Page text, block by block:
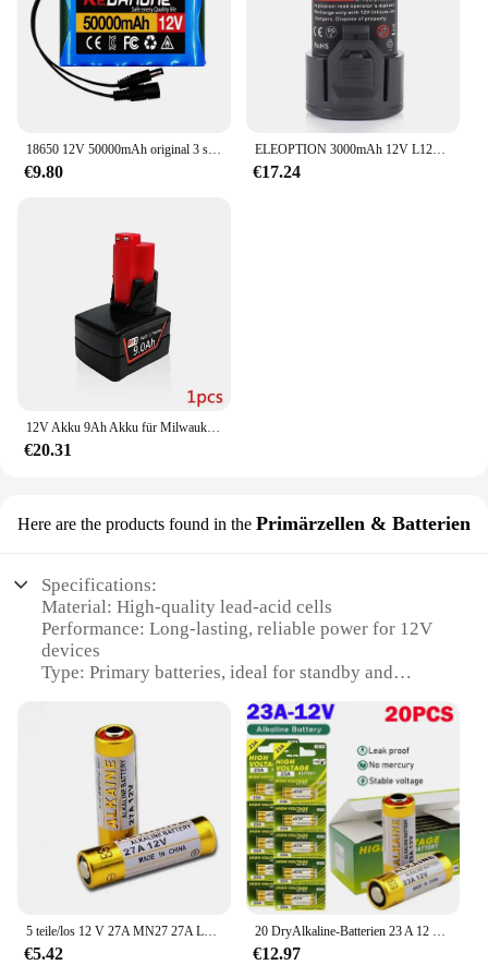
€9.80
ELEOPTION 3000mAh 12V L1215 Wiederaufladbare Li-Lon Batterie Für AEG Ridgid L1215 BS12C,BS12C2,BSS12C L1215P L1215R
€17.24
€20.31
Here are the products found in the Primärzellen & Batterien
Specifications:
Material: High-quality lead-acid cells
Performance: Long-lasting, reliable power for 12V
devices
Type: Primary batteries, ideal for standby and
Category: Wholesale batteries for various
applications
Design: Compact and lightweight for easy handling
Quantity: Available in sets for bulk purchases
Features:
**Durable and Efficient Power**
The batterien 12v offered by our wholesale vendors
are designed to provide a consistent and reliable
power source for a variety of devices. These
primary cells are made from high-quality lead-acid
materials, ensuring durability and longevity.
€5.42 €12.97